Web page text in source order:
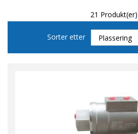
21 Produkt(er)
Sorter etter